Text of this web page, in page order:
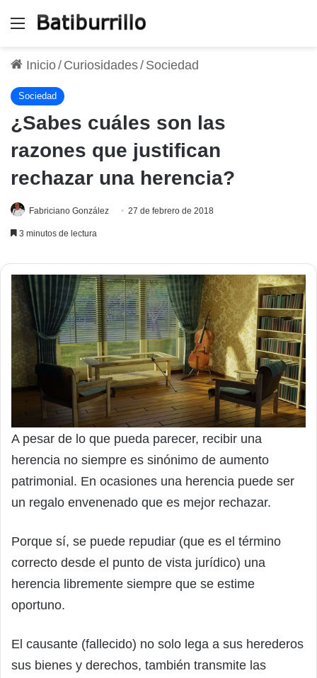
Menú
Inicio/ Curiosidades/ Sociedad
Sociedad
¿Sabes cuáles son las
razones que justifican
rechazar una herencia?
Fabriciano González 27 de febrero de 2018
3 minutos de lectura
A pesar de lo que pueda parecer, recibir una
herencia no siempre es sinónimo de aumento
patrimonial. En ocasiones una herencia puede ser
un regalo envenenado que es mejor rechazar.
Porque sí, se puede repudiar (que es el término
correcto desde el punto de vista jurídico) una
herencia libremente siempre que se estime
oportuno.
El causante (fallecido) no solo lega a sus herederos
sus bienes y derechos, también transmite las